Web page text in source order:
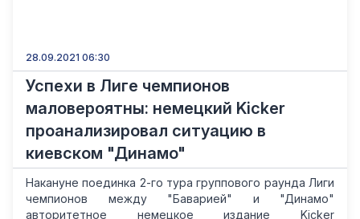
28.09.2021 06:30
Успехи в Лиге чемпионов
маловероятны: немецкий Kicker
проанализировал ситуацию в
киевском "Динамо"
Накануне поединка 2-го тура группового раунда Лиги
чемпионов между "Баварией" и "Динамо"
авторитетное немецкое издание Kicker